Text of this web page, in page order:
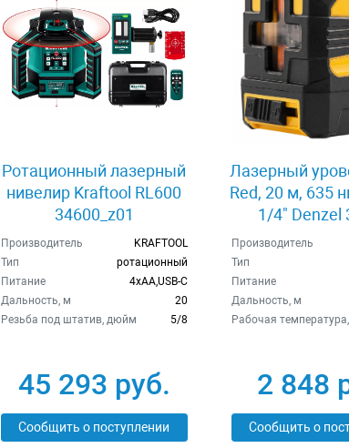
Ротационный лазерный
нивелир Kraftool RL600
34600_z01
Производитель
KRAFTOOL
Тип
ротационный
Питание
4xAA,USB-C
Дальность, м
20
Резьба под штатив, дюйм
5/8
45 293 руб.
Сообщить о поступлении
Лазерный
Red, 20 м, 635
1/4" Denzel
Производитель
Тип
Питание
Дальность, м
Рабочая температура,
2 848
Сообщить о